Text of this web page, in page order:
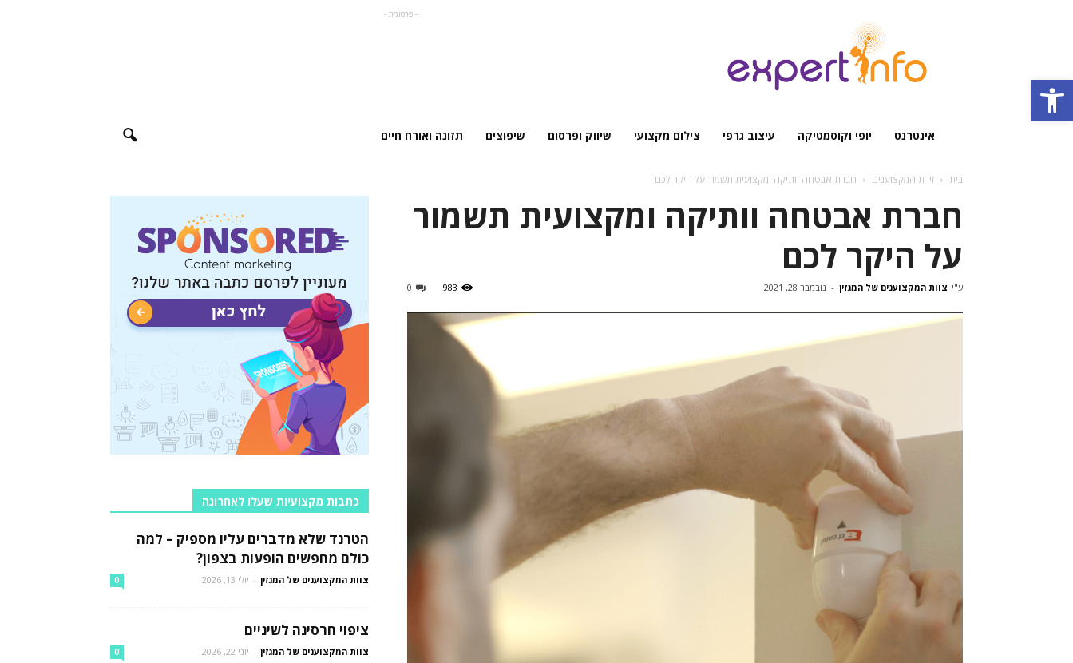
Open toolbar
- פרסומת -
אינטרנט יופי וקוסמטיקה עיצוב גרפי צילום מקצועי שיווק ופרסום שיפוצים תזונה ואורח חיים
בית זירת המקצוענים חברת אבטחה וותיקה ומקצועית תשמור על היקר לכם
חברת אבטחה וותיקה ומקצועית תשמור
על היקר לכם
ע"י צוות המקצוענים של המגזין - נובמבר 28, 2021 0 983
כתבות מקצועיות שעלו לאחרונה
הטרנד שלא מדברים עליו מספיק – למה
כולם מחפשים הופעות בצפון?
צוות המקצוענים של המגזין - יולי 13, 2026 0
ציפוי חרסינה לשיניים
צוות המקצוענים של המגזין - יוני 22, 2026 0